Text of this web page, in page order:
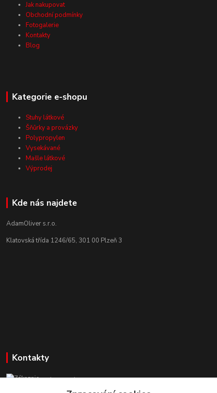
Jak nakupovat
Obchodní podmínky
Fotogalerie
Kontakty
Blog
Kategorie e-shopu
Stuhy látkové
Šňůrky a provázky
Polypropylen
Vysekávané
Mašle látkové
Výprodej
Kde nás najdete
AdamOliver s.r.o.
Klatovská třída 1246/65, 301 00 Plzeň 3
Kontakty
Zákaznická podpora StuhyLevně.cz
+420 725 618 353